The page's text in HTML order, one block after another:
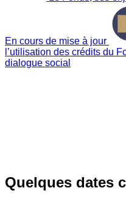
En cours de mise à jour
l’utilisation des crédits du
dialogue social
Quelques dates